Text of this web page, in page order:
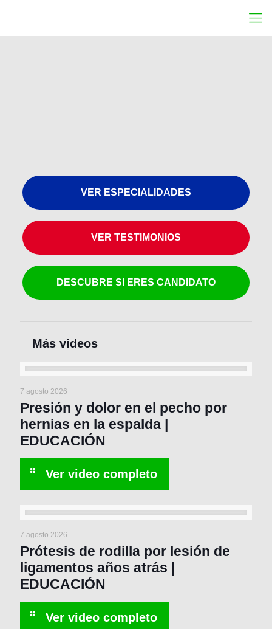
VER ESPECIALIDADES
VER TESTIMONIOS
DESCUBRE SI ERES CANDIDATO
7 agosto 2026
Presión y dolor en el pecho por
hernias en la espalda |
EDUCACIÓN
7 agosto 2026
Prótesis de rodilla por lesión de
ligamentos años atrás |
EDUCACIÓN